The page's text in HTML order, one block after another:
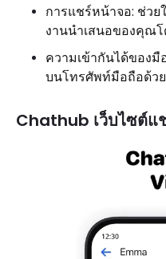
การแชร์หน้าจอ: ช่ว
งานนำเสนอของคุณ
ความเข้ากันได้ของ
บนโทรศัพท์มือถือด้วย
Chathub เว็บไซต์แ